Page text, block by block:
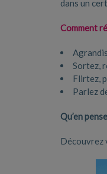
dans un
Comment
Sortez,
Flirtez,
Parlez
Qu’en
Découvrez